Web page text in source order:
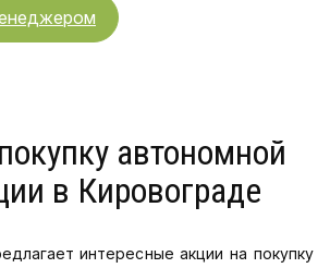
автономной
в Кировограде
интересные акции на покупку